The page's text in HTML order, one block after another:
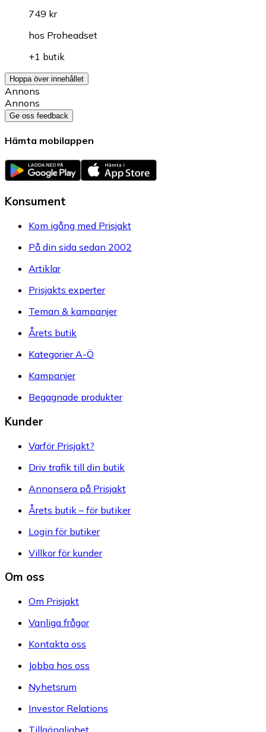
749 kr
hos Proheadset
+1 butik
Hoppa över innehållet
Annons
Annons
Ge oss feedback
Hämta mobilappen
Konsument
Kom igång med Prisjakt
På din sida sedan 2002
Artiklar
Prisjakts experter
Teman & kampanjer
Årets butik
Kategorier A-Ö
Kampanjer
Begagnade produkter
Kunder
Varför Prisjakt?
Driv trafik till din butik
Annonsera på Prisjakt
Årets butik – för butiker
Login för butiker
Villkor för kunder
Om oss
Om Prisjakt
Vanliga frågor
Kontakta oss
Jobba hos oss
Nyhetsrum
Investor Relations